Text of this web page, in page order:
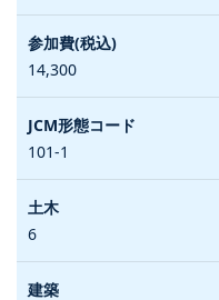
14,300
101-1
6